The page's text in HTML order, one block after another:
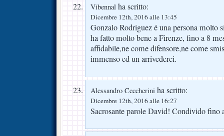
Vibennal ha scritto:
Dicembre 12th, 2016 alle 13:45
Gonzalo Rodriguez é una persona molto
ha fatto molto bene a Firenze, fino a 8
affidabile,ne come difensore,ne come
immenso ed un arrivederci.
Alessandro Ceccherini ha scritto:
Dicembre 12th, 2016 alle 16:27
Sacrosante parole David! Condivido fino